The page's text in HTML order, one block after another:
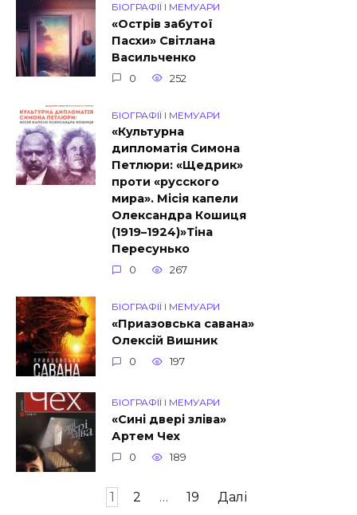
БІОГРАФІЇ І МЕМУАРИ
«Острів забутої
Пасхи» Світлана
Васильченко
0 252
БІОГРАФІЇ І МЕМУАРИ
«Культурна
дипломатія Симона
Петлюри: «Щедрик»
проти «русского
мира». Місія капели
Олександра Кошиця
(1919–1924)»Тіна
Пересунько
0 267
БІОГРАФІЇ І МЕМУАРИ
«Приазовська савана»
Олексій Вишник
0 197
БІОГРАФІЇ І МЕМУАРИ
«Сині двері зліва»
Артем Чех
0 189
1 2 … 19 Далі